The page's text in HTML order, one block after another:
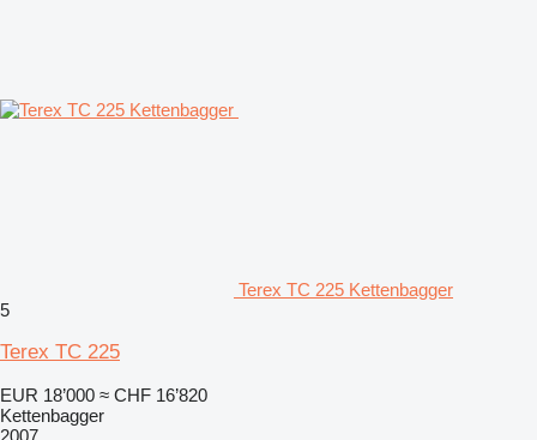
Terex TC 225 Kettenbagger
5
Terex TC 225
EUR 18’000 ≈ CHF 16’820
Kettenbagger
2007